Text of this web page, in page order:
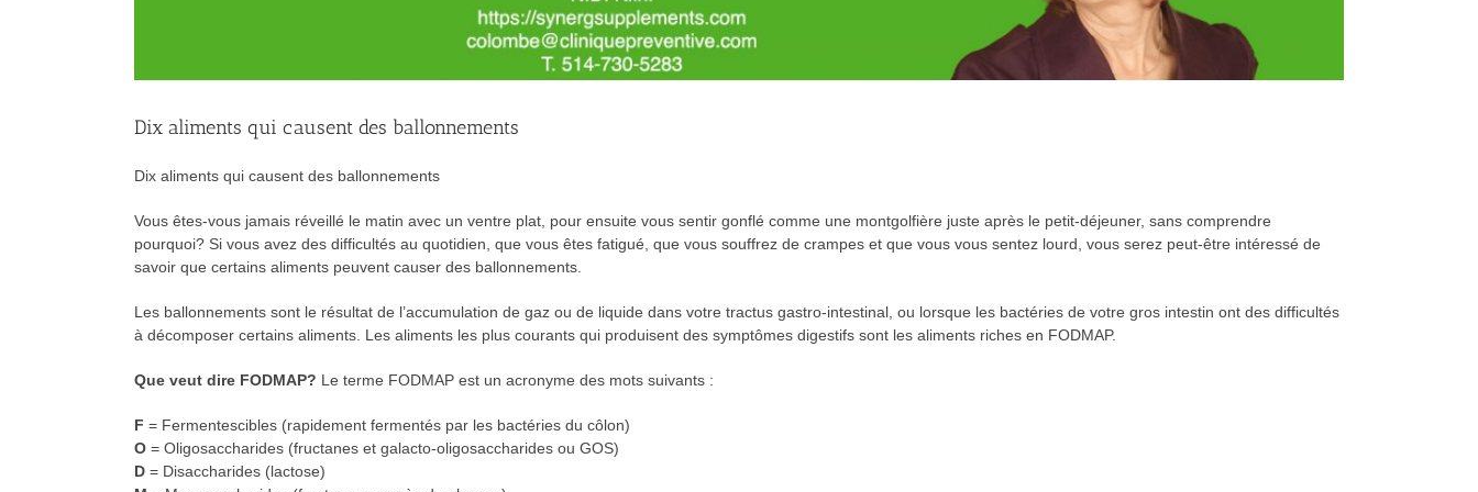
Dix aliments qui causent des ballonnements
Dix aliments qui causent des ballonnements
Vous êtes-vous jamais réveillé le matin avec un ventre plat, pour ensuite vous sentir gonflé comme une montgolfière juste après le petit-déjeuner, sans comprendre
pourquoi? Si vous avez des difficultés au quotidien, que vous êtes fatigué, que vous souffrez de crampes et que vous vous sentez lourd, vous serez peut-être intéressé de
savoir que certains aliments peuvent causer des ballonnements.
Les ballonnements sont le résultat de l’accumulation de gaz ou de liquide dans votre tractus gastro-intestinal, ou lorsque les bactéries de votre gros intestin ont des difficultés
à décomposer certains aliments. Les aliments les plus courants qui produisent des symptômes digestifs sont les aliments riches en FODMAP.
Que veut dire FODMAP? Le terme FODMAP est un acronyme des mots suivants :
F = Fermentescibles (rapidement fermentés par les bactéries du côlon)
O= Oligosaccharides (fructanes et galacto-oligosaccharides ou GOS)
D= Disaccharides (lactose)